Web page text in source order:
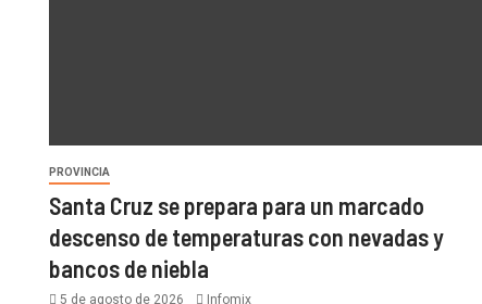
PROVINCIA
Santa Cruz se prepara para un marcado
descenso de temperaturas con nevadas y
bancos de niebla
5 de agosto de 2026 Infomix